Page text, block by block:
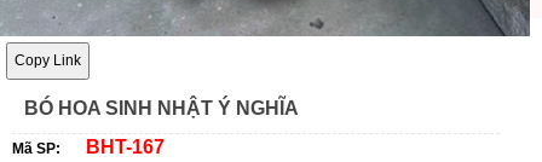
Copy Link
BÓ HOA SINH NHẬT Ý NGHĨA
Mã SP: BHT-167